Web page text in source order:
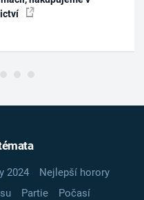
2024
Nejlepší horory
Partie
Počasí